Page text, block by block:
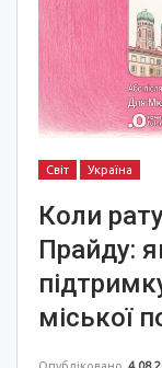
Світ Україна
Коли
Прайду:
міської
Опубліковано